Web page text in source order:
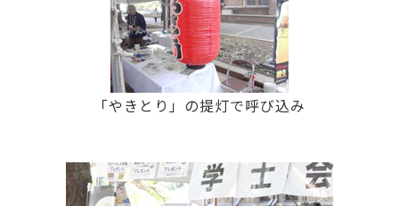
「やきとり」の提灯で呼び込み